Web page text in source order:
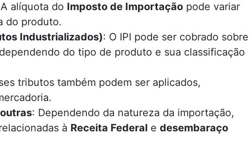
alíquota do Imposto de Importação pode variar
do produto.
Industrializados): O IPI pode ser cobrado sobre
do tipo de produto e sua classificação
tributos também podem ser aplicados,
: Dependendo da natureza da importação,
à Receita Federal e desembaraço